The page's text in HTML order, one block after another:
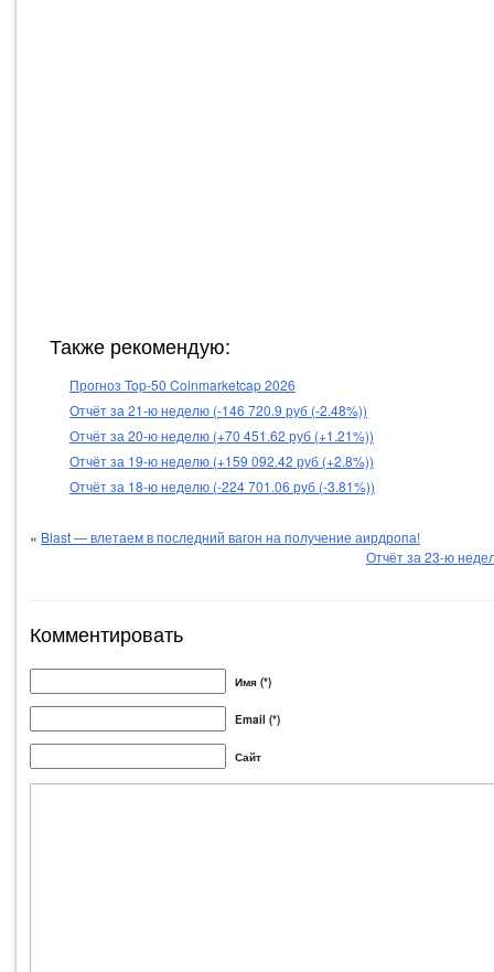
Также рекомендую:
Прогноз Top-50 Coinmarketcap 2026
Отчёт за 21-ю неделю (-146 720.9 руб (-2.48%))
Отчёт за 20-ю неделю (+70 451.62 руб (+1.21%))
Отчёт за 19-ю неделю (+159 092.42 руб (+2.8%))
Отчёт за 18-ю неделю (-224 701.06 руб (-3.81%))
« Blast — влетаем в последний вагон на получение аирдропа!
Отчёт за 23-ю
Комментировать
Имя (*)
Email (*)
Сайт